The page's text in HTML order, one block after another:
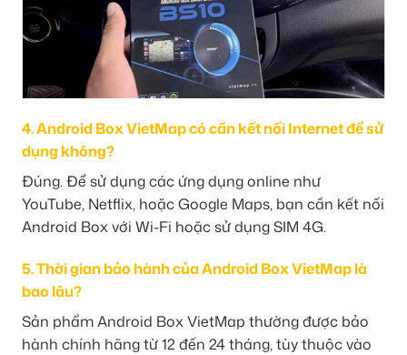
4. Android Box VietMap có cần kết nối Internet để sử
dụng không?
Đúng. Để sử dụng các ứng dụng online như
YouTube, Netflix, hoặc Google Maps, bạn cần kết nối
Android Box với Wi-Fi hoặc sử dụng SIM 4G.
5. Thời gian bảo hành của Android Box VietMap là
bao lâu?
Sản phẩm Android Box VietMap thường được bảo
hành chính hãng từ 12 đến 24 tháng, tùy thuộc vào